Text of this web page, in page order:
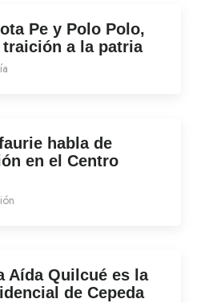
Pe y Polo Polo,
a la patria
habla de
en el Centro
Aída Quilcué es la
de Cepeda